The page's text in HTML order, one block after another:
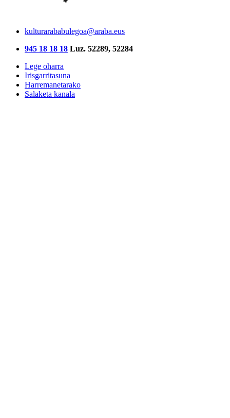
kulturarababulegoa@araba.eus
945 18 18 18 Luz. 52289, 52284
Lege oharra
Irisgarritasuna
Harremanetarako
Salaketa kanala